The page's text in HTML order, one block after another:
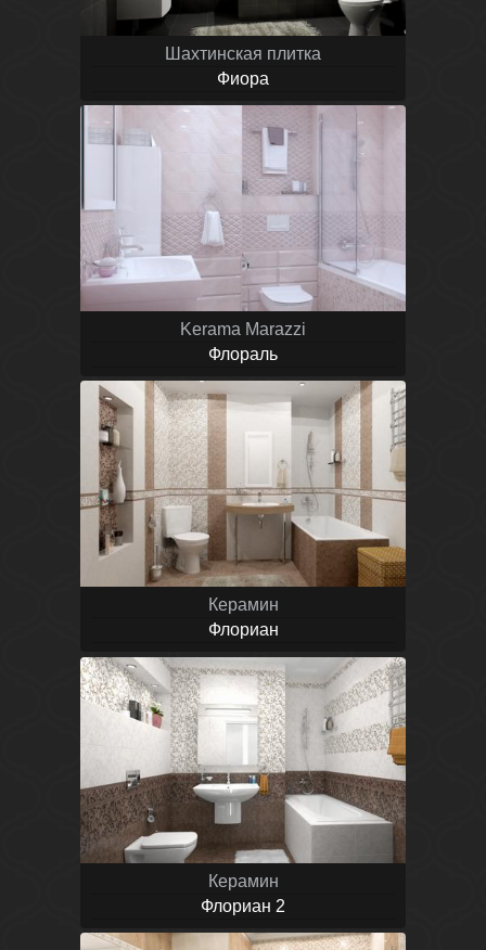
Шахтинская плитка
Фиора
Kerama Marazzi
Флораль
Керамин
Флориан
Керамин
Флориан 2